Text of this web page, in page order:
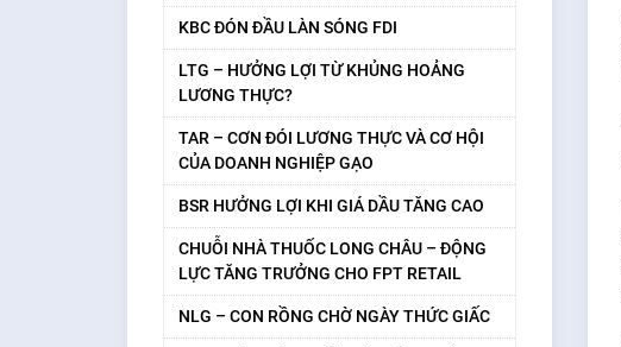
KBC ĐÓN ĐẦU LÀN SÓNG FDI
LTG – HƯỞNG LỢI TỪ KHỦNG HOẢNG
LƯƠNG THỰC?
TAR – CƠN ĐÓI LƯƠNG THỰC VÀ CƠ HỘI
CỦA DOANH NGHIỆP GẠO
BSR HƯỞNG LỢI KHI GIÁ DẦU TĂNG CAO
CHUỖI NHÀ THUỐC LONG CHÂU – ĐỘNG
LỰC TĂNG TRƯỞNG CHO FPT RETAIL
NLG – CON RỒNG CHỜ NGÀY THỨC GIẤC